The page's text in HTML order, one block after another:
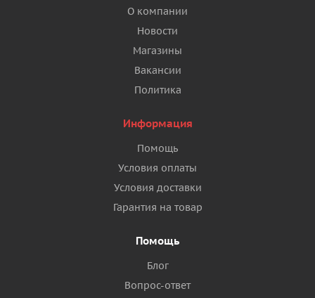
О компании
Новости
Магазины
Вакансии
Политика
Информация
Помощь
Условия оплаты
Условия доставки
Гарантия на товар
Помощь
Блог
Вопрос-ответ